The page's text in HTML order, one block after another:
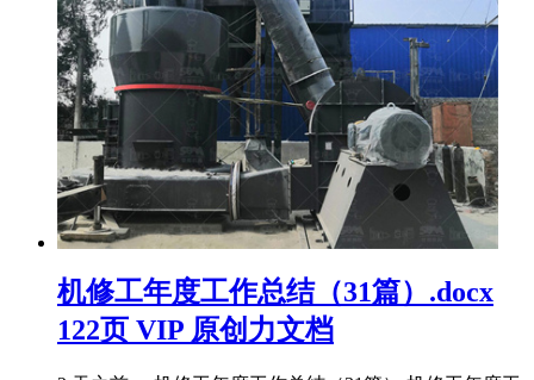
机修工年度工作总结（31篇）.docx
122页 VIP 原创力文档